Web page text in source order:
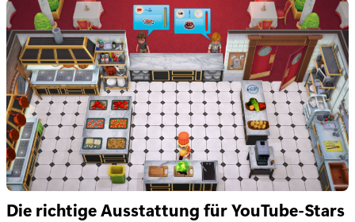
Die richtige Ausstattung für YouTube-Stars